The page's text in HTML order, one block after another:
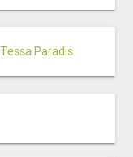
Tessa Paradis